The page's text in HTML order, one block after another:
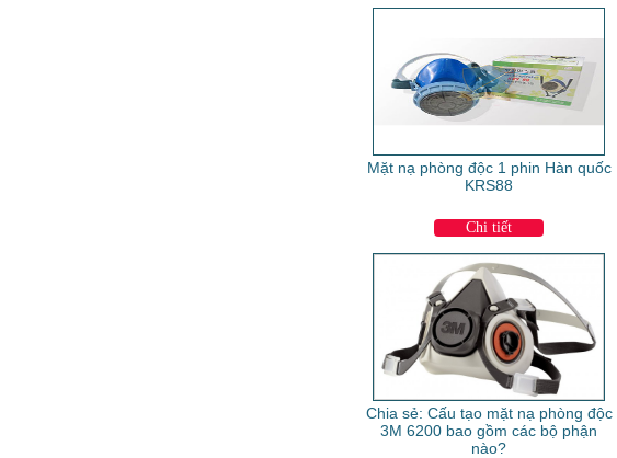
Mặt nạ phòng độc 1 phin Hàn quốc
KRS88
Chi tiết
Chia sẻ: Cấu tạo mặt nạ phòng độc
3M 6200 bao gồm các bộ phận
nào?